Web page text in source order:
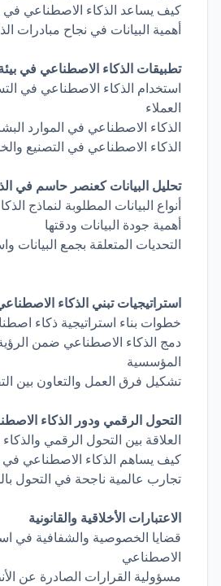
كيف يساعد الذكاء الاصطناعي في
أهمية البيانات في نجاح مبادرات
تطبيقات الذكاء الاصطناعي في
استخدام الذكاء الاصطناعي في
العملاء
الذكاء الاصطناعي في الموارد
الذكاء الاصطناعي في التصنيع
تحليل البيانات كعنصر حاسم في
أنواع البيانات المطلوبة لنماذج
أهمية جودة البيانات ودقتها
التحديات المتعلقة بجمع البيانات
استراتيجيات تبني الذكاء
خطوات بناء استراتيجية ذكاء
دمج الذكاء الاصطناعي ضمن
المؤسسية
تشكيل فرق العمل والتعاون بين
التحول الرقمي ودور الذكاء
العلاقة بين التحول الرقمي
كيف يساهم الذكاء الاصطناعي في
تجارب عالمية ناجحة في التحول
الاعتبارات الأخلاقية والقانونية
قضايا الخصوصية والشفافية في
الاصطناعي
مسؤولية القرارات الصادرة عن